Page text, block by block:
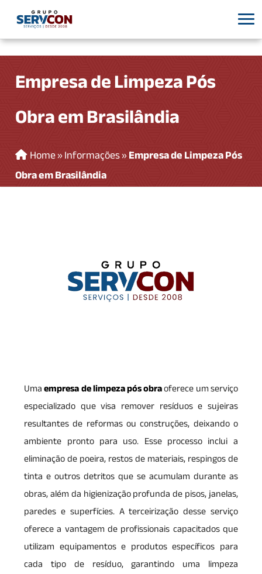
Empresa de Limpeza Pós
Obra em Brasilândia
Home»Informações»Empresa de Limpeza Pós
Obra em Brasilândia
Umaempresa de limpeza pós obraoferece um serviço
especializado que visa remover resíduos e sujeiras
resultantes de reformas ou construções, deixando o
ambiente pronto para uso. Esse processo inclui a
eliminação de poeira, restos de materiais, respingos de
tinta e outros detritos que se acumulam durante as
obras, além da higienização profunda de pisos, janelas,
paredes e superfícies. A terceirização desse serviço
oferece a vantagem de profissionais capacitados que
utilizam equipamentos e produtos específicos para
cada tipo de resíduo, garantindo uma limpeza